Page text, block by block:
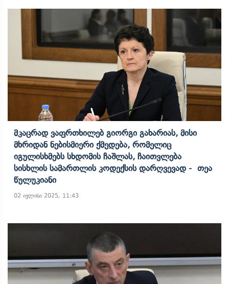
Მკაცრად Ვაფრთხილებ Გიორგი Გახარიას, Მისი
Მხრიდან Ნებისმიერი Ქმედება, Რომელიც
Იგულისხმებს Სხდომის Ჩაშლას, Ჩაითვლება
Სისხლის Სამართლის Კოდექსის Დარღვევად - Თეა
Წულუკიანი
02 ივლისი 2025, 11:43